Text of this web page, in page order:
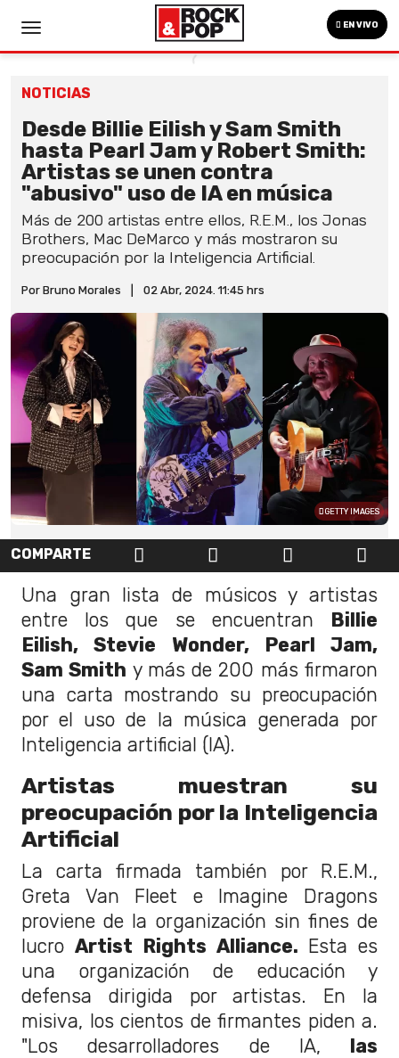
EN VIVO
NOTICIAS
Desde Billie Eilish y Sam Smith
hasta Pearl Jam y Robert Smith:
Artistas se unen contra
"abusivo" uso de IA en música
Más de 200 artistas entre ellos, R.E.M., los Jonas
Brothers, Mac DeMarco y más mostraron su
preocupación por la Inteligencia Artificial.
Por Bruno Morales 02 Abr, 2024. 11:45 hrs
GETTY IMAGES
COMPARTE
Una gran lista de músicos y artistas
entre los que se encuentran Billie
Eilish, Stevie Wonder, Pearl Jam,
Sam Smith y más de 200 más firmaron
una carta mostrando su preocupación
por el uso de la música generada por
Inteligencia artificial (IA).
Artistas muestran su
preocupación por la Inteligencia
Artificial
La carta firmada también por R.E.M.,
Greta Van Fleet e Imagine Dragons
proviene de la organización sin fines de
lucroArtist Rights Alliance. Esta es
una organización de educación y
defensa dirigida por artistas. En la
misiva, los cientos de firmantes piden a.
"Los desarrolladores de IA, las